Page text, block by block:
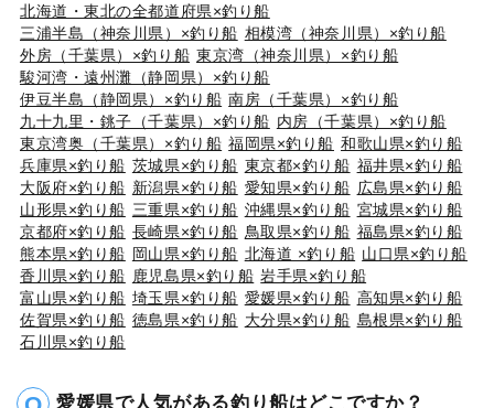
北海道・東北の全都道府県×釣り船
三浦半島（神奈川県）×釣り船 相模湾（神奈川県）×釣り船
外房（千葉県）×釣り船 東京湾（神奈川県）×釣り船
駿河湾・遠州灘（静岡県）×釣り船
伊豆半島（静岡県）×釣り船 南房（千葉県）×釣り船
九十九里・銚子（千葉県）×釣り船 内房（千葉県）×釣り船
東京湾奥（千葉県）×釣り船 福岡県×釣り船 和歌山県×釣り船
兵庫県×釣り船 茨城県×釣り船 東京都×釣り船 福井県×釣り船
大阪府×釣り船 新潟県×釣り船 愛知県×釣り船 広島県×釣り船
山形県×釣り船 三重県×釣り船 沖縄県×釣り船 宮城県×釣り船
京都府×釣り船 長崎県×釣り船 鳥取県×釣り船 福島県×釣り船
熊本県×釣り船 岡山県×釣り船 北海道 ×釣り船 山口県×釣り船
香川県×釣り船 鹿児島県×釣り船 岩手県×釣り船
富山県×釣り船 埼玉県×釣り船 愛媛県×釣り船 高知県×釣り船
佐賀県×釣り船 徳島県×釣り船 大分県×釣り船 島根県×釣り船
石川県×釣り船
愛媛県で人気がある釣り船はどこですか？